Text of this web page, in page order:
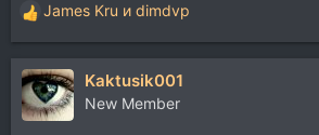
Р
е
а
к
ц
и
James Kru и dimdvp
Kaktusik001
New Member